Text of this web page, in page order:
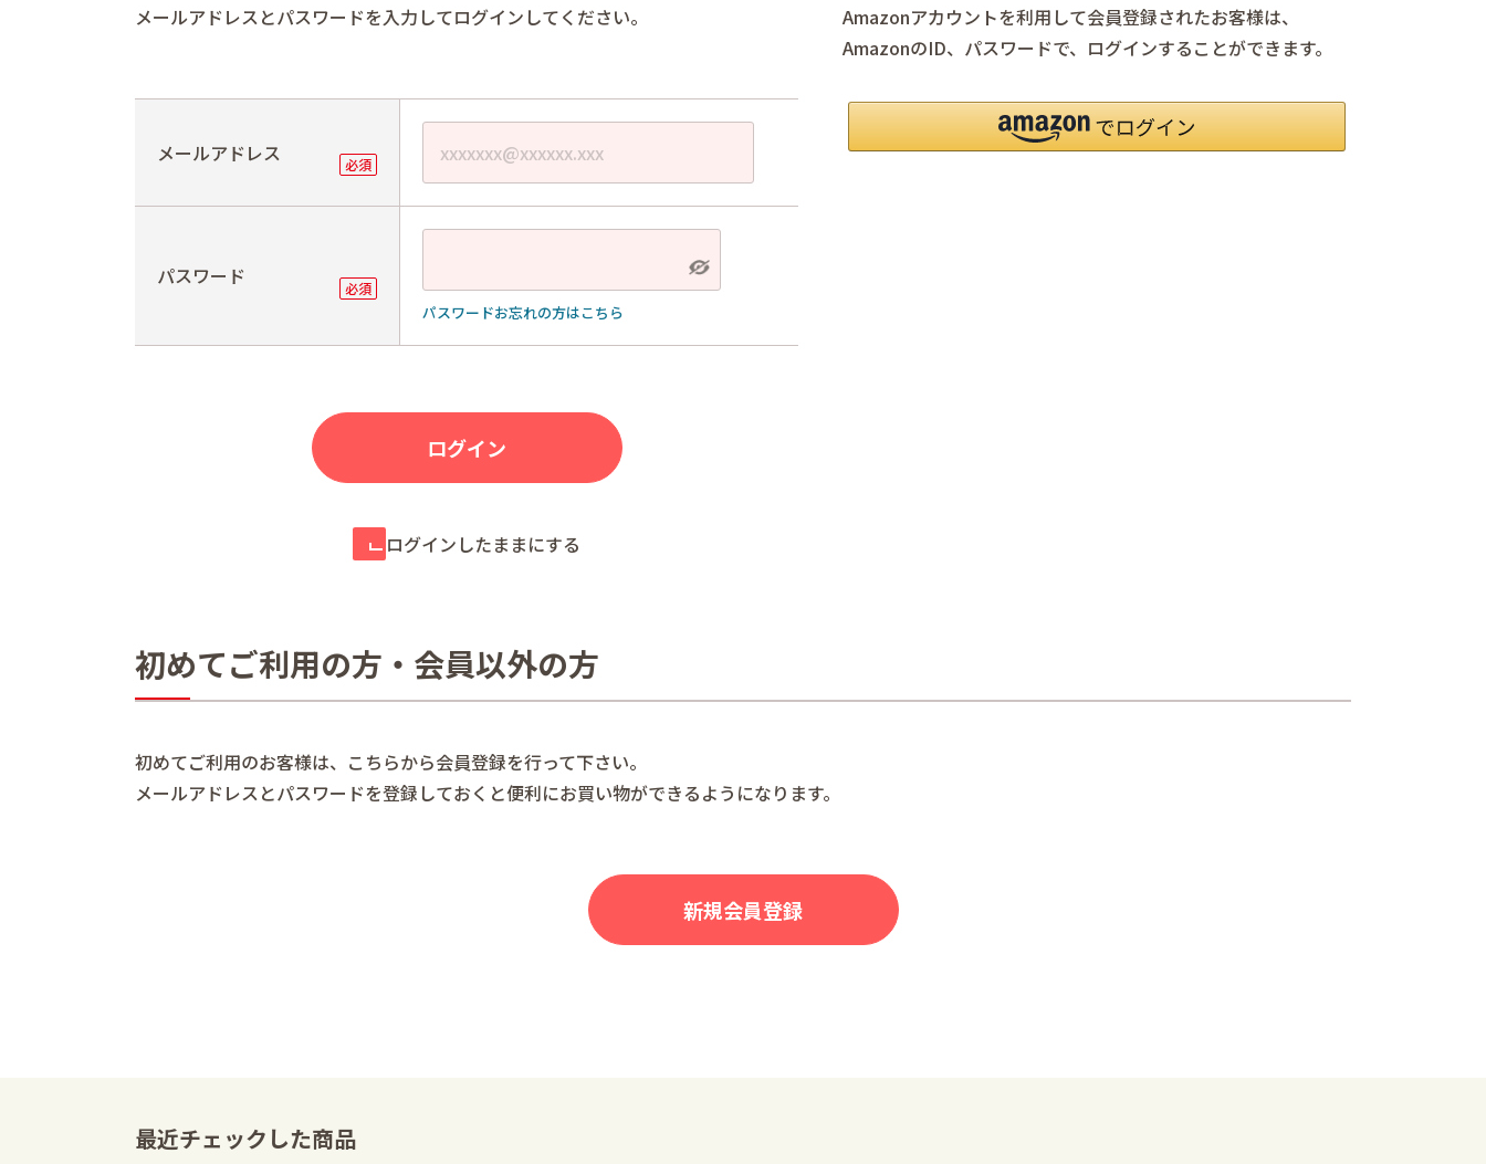
メールアドレスとパスワードを入力してログインしてください。
メールアドレス
パスワード
パスワードお忘れの方はこちら
ログインしたままにする
Amazonアカウントを利用して会員登録されたお客様は、
AmazonのID、パスワードで、ログインすることができます。
初めてご利用の方・会員以外の方
初めてご利用のお客様は、こちらから会員登録を行って下さい。
メールアドレスとパスワードを登録しておくと便利にお買い物ができるようになります。
最近チェックした商品